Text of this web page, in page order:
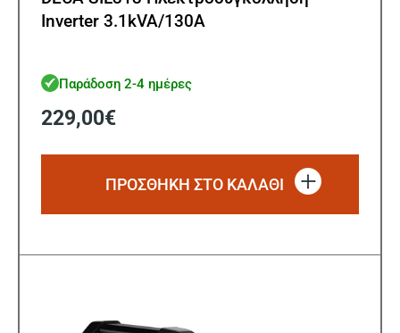
Inverter 3.1kVA/130A
Παράδοση 2-4 ημέρες
229,00€
ΠΡΟΣΘΗΚΗ ΣΤΟ ΚΑΛΑΘΙ